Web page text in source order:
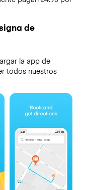
de
la app de
todos nuestros